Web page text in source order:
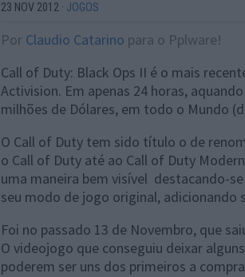
23 NOV 2012 · JOGOS
Por Claudio Catarino para o Pplware!
Call of Duty: Black Ops II é o mais
Activision. Em apenas 24 horas,
milhões de Dólares, em todo o Mundo
O Call of Duty tem sido título o de
o Call of Duty até ao Call of Duty
uma maneira bem visível destacando-
seu modo de jogo original, adicionando
Foi no passado 13 de Novembro, que
O videojogo que conseguiu deixar
poderem ser uns dos primeiros a